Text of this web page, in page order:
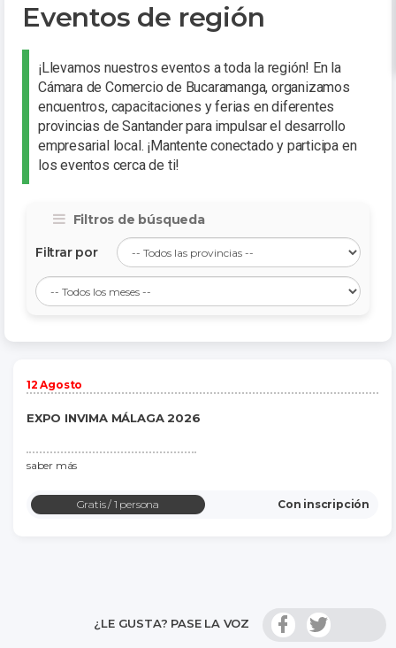
Eventos de región
¡Llevamos nuestros eventos a toda la región! En la
Cámara de Comercio de Bucaramanga, organizamos
encuentros, capacitaciones y ferias en diferentes
provincias de Santander para impulsar el desarrollo
empresarial local. ¡Mantente conectado y participa en
los eventos cerca de ti!
Filtros de búsqueda
Filtrar por
12 Agosto
EXPO INVIMA MÁLAGA 2026
saber más
Gratis/ 1 persona Con inscripción
¿LE GUSTA? PASE LA VOZ